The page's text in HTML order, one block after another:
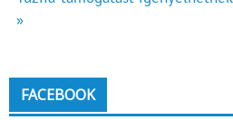
»
FACEBOOK